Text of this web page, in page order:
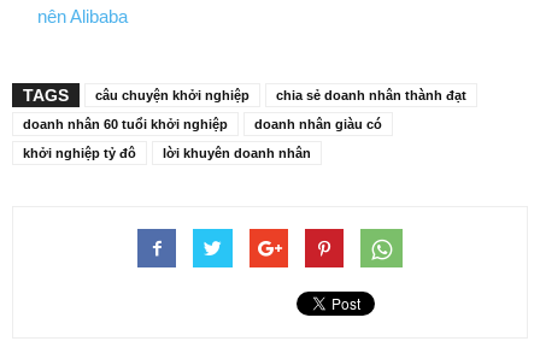
nên Alibaba
TAGS câu chuyện khởi nghiệp
chia sẻ doanh nhân thành đạt
doanh nhân 60 tuổi khởi nghiệp
doanh nhân giàu có
khởi nghiệp tỷ đô
lời khuyên doanh nhân